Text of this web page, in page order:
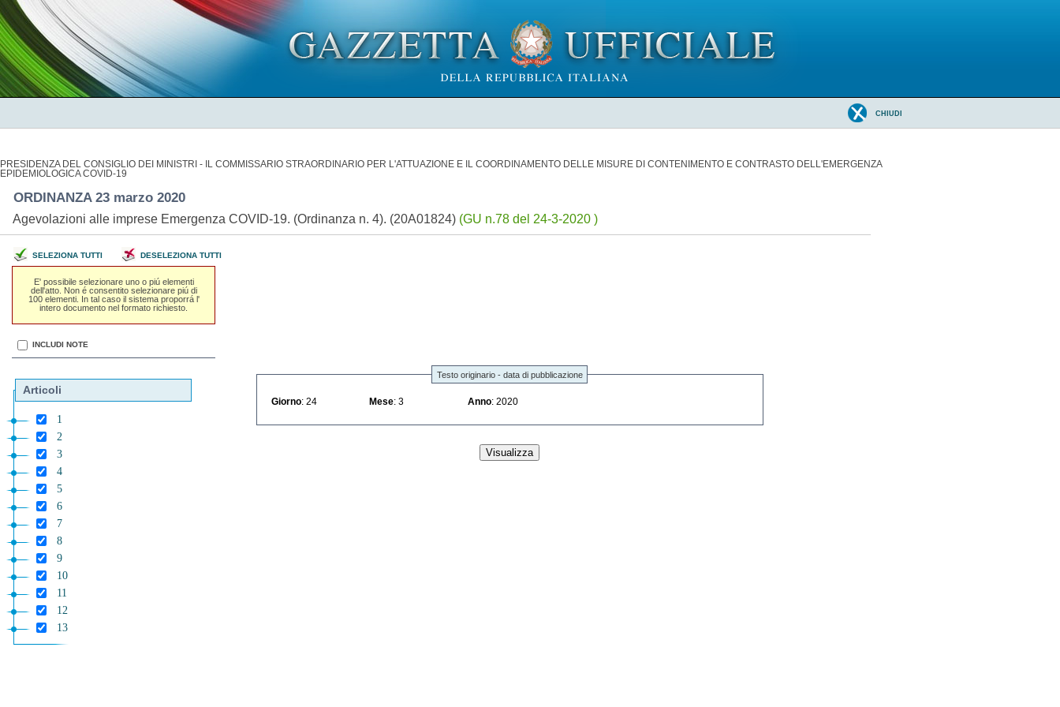
CHIUDI
PRESIDENZA DEL CONSIGLIO DEI MINISTRI - IL COMMISSARIO STRAORDINARIO PER L'ATTUAZIONE E IL COORDINAMENTO DELLE MISURE DI CONTENIMENTO E CONTRASTO DELL'EMERGENZA
EPIDEMIOLOGICA COVID-19
ORDINANZA 23 marzo 2020
Agevolazioni alle imprese Emergenza COVID-19. (Ordinanza n. 4). (20A01824) (GU n.78 del 24-3-2020 )
SELEZIONA TUTTI DESELEZIONA TUTTI
E' possibile selezionare uno o piú elementi
dell'atto. Non é consentito selezionare piú di
100 elementi. In tal caso il sistema proporrá l'
intero documento nel formato richiesto.
INCLUDI NOTE
Articoli
1
2
3
4
5
6
7
8
9
10
11
12
13
Testo originario - data di pubblicazione
Giorno : 24 Mese : 3 Anno : 2020